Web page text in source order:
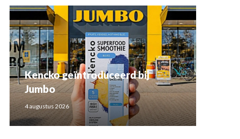
Kencko geïntroduceerd bij
Jumbo
4 augustus 2026